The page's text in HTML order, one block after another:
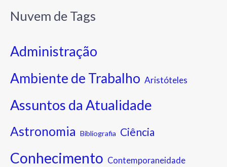
Nuvem de Tags
Administração
Ambiente de Trabalho Aristóteles
Assuntos da Atualidade
Astronomia Bibliografia Ciência
Conhecimento Contemporaneidade